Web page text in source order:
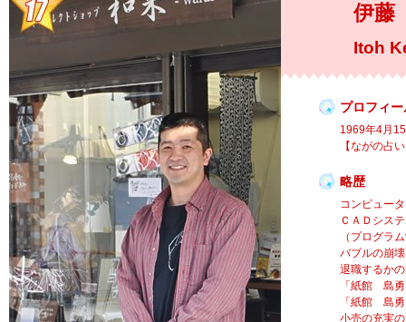
伊
Itoh
プロフィー
1969年4月
【ながの占
略歴
コンピュー
ＣＡＤシス
（プログラ
バブルの崩
退職するか
「紙館 島
「紙館 島
小売の充実